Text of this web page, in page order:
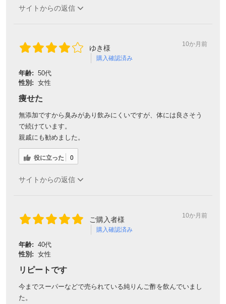
サイトからの返信
ゆき様
購入確認済み
10か月前
年齢: 50代
性別: 女性
痩せた
無添加ですから臭みがあり飲みにくいですが、体には良さそう
で続けています。
親戚にも勧めました。
役に立った 0
サイトからの返信
ご購入者様
購入確認済み
10か月前
年齢: 40代
性別: 女性
リピートです
今までスーパーなどで売られている純りんご酢を飲んでいまし
た。